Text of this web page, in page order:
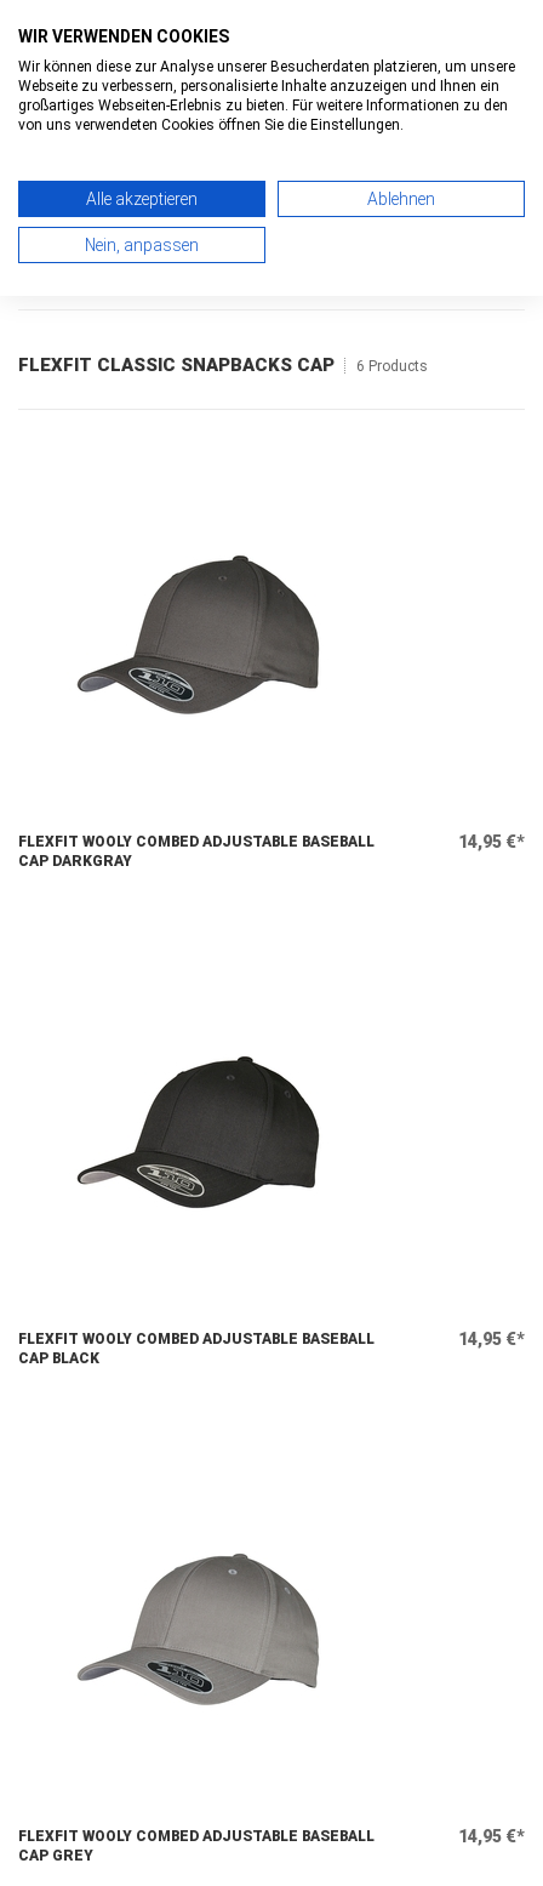
Toggle
0
0
>FLEXFIT CLASSIC SNAPBACKS
CAP> OVERVIEW
FLEXFIT CLASSIC SNAPBACKS CAP 6 Products
FLEXFIT WOOLY COMBED ADJUSTABLE BASEBALL
CAP DARKGRAY
14,95 €*
FLEXFIT WOOLY COMBED ADJUSTABLE BASEBALL
CAP BLACK
14,95 €*
FLEXFIT WOOLY COMBED ADJUSTABLE BASEBALL
CAP GREY
14,95 €*
WIR VERWENDEN COOKIES
Wir können diese zur Analyse unserer Besucherdaten platzieren, um unsere
Webseite zu verbessern, personalisierte Inhalte anzuzeigen und Ihnen ein
großartiges Webseiten-Erlebnis zu bieten. Für weitere Informationen zu den
von uns verwendeten Cookies öffnen Sie die Einstellungen.
Alle akzeptieren Ablehnen
Nein, anpassen